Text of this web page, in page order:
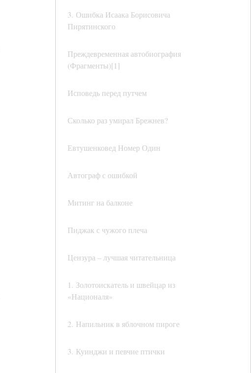
3. Ошибка Исаака Борисовича
Пирятинского
Преждевременная автобиография
(Фрагменты)[1]
Исповедь перед путчем
Сколько раз умирал Брежнев?
Евтушенковед Номер Один
Автограф с ошибкой
Митинг на балконе
Пиджак с чужого плеча
Цензура – лучшая читательница
1. Золотоискатель и швейцар из
«Националя»
2. Напильник в яблочном пироге
3. Куинджи и певчие птички